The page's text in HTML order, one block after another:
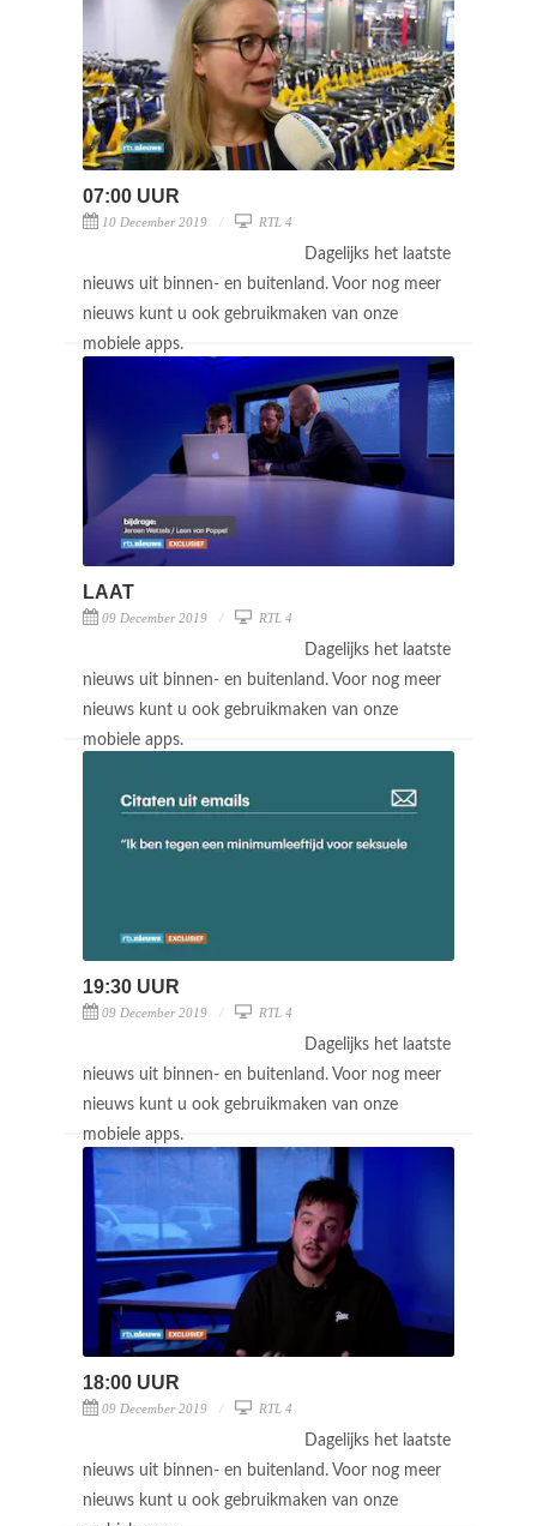
07:00 UUR
10 December 2019 RTL 4
Dagelijks het laatste
nieuws uit binnen- en buitenland. Voor nog meer
nieuws kunt u ook gebruikmaken van onze
mobiele apps.
LAAT
09 December 2019 RTL 4
Dagelijks het laatste
nieuws uit binnen- en buitenland. Voor nog meer
nieuws kunt u ook gebruikmaken van onze
mobiele apps.
19:30 UUR
09 December 2019 RTL 4
Dagelijks het laatste
nieuws uit binnen- en buitenland. Voor nog meer
nieuws kunt u ook gebruikmaken van onze
mobiele apps.
18:00 UUR
09 December 2019 RTL 4
Dagelijks het laatste
nieuws uit binnen- en buitenland. Voor nog meer
nieuws kunt u ook gebruikmaken van onze